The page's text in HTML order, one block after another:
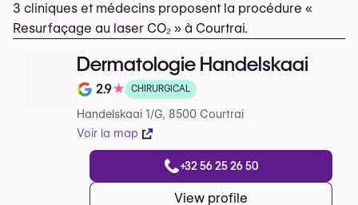
3 cliniques et médecins proposent la procédure «
Resurfaçage au laser CO₂ » à Courtrai.
Dermatologie Handelskaai
Note de sur 5 sur Google
2.9★ CHIRURGICAL
Handelskaai 1/G, 8500 Courtrai
Voir la map
+32 56 25 26 50
View profile